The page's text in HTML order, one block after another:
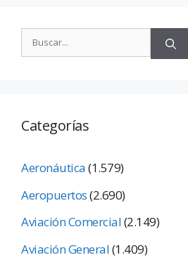
Categorías
Aeronáutica(1.579)
Aeropuertos(2.690)
Aviación Comercial(2.149)
Aviación General(1.409)